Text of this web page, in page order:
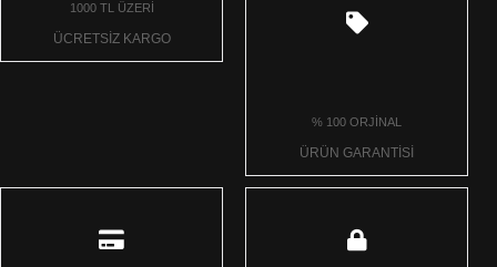
1000 TL ÜZERİ
ÜCRETSİZ KARGO
% 100 ORJİNAL
ÜRÜN GARANTİSİ